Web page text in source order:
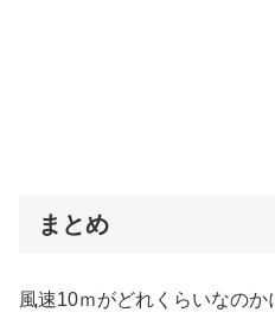
まとめ
風速10ｍがどれくらいなのか